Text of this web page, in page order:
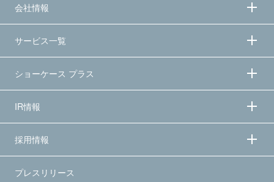
会社情報
サービス一覧
ショーケース プラス
IR情報
採用情報
プレスリリース